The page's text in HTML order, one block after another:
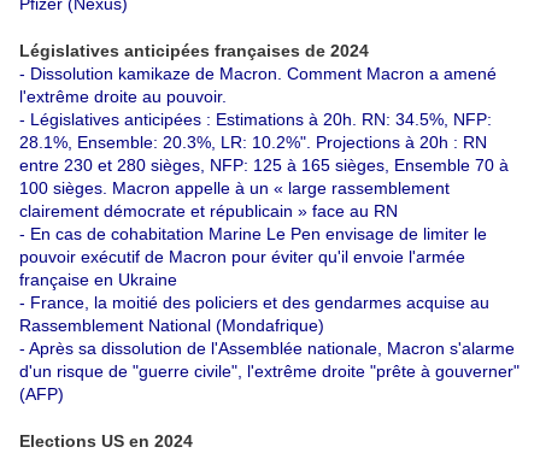
Législatives anticipées françaises de 2024
- Dissolution kamikaze de Macron. Comment Macron a amené
l'extrême droite au pouvoir.
- Législatives anticipées : Estimations à 20h. RN: 34.5%, NFP:
28.1%, Ensemble: 20.3%, LR: 10.2%". Projections à 20h : RN
entre 230 et 280 sièges, NFP: 125 à 165 sièges, Ensemble 70 à
100 sièges. Macron appelle à un « large rassemblement
clairement démocrate et républicain » face au RN
- En cas de cohabitation Marine Le Pen envisage de limiter le
pouvoir exécutif de Macron pour éviter qu'il envoie l'armée
française en Ukraine
- France, la moitié des policiers et des gendarmes acquise au
Rassemblement National (Mondafrique)
- Après sa dissolution de l'Assemblée nationale, Macron s'alarme
d'un risque de "guerre civile", l'extrême droite "prête à gouverner"
(AFP)
Elections US en 2024